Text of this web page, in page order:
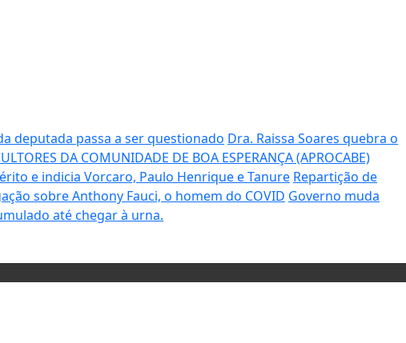
deputada passa a ser questionado Dra. Raissa Soares quebra o
DA COMUNIDADE DE BOA ESPERANÇA (APROCABE)
e indicia Vorcaro, Paulo Henrique e Tanure Repartição de
sobre Anthony Fauci, o homem do COVID Governo muda
até chegar à urna.